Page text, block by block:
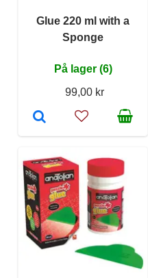
Glue 220 ml with a
Sponge
På lager (6)
99,00 kr